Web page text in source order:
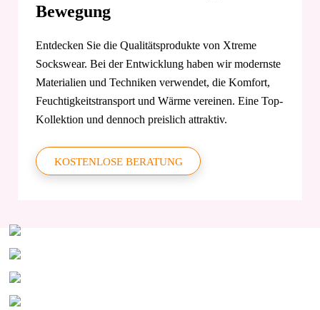
Bewegung
Entdecken Sie die Qualitätsprodukte von Xtreme
Sockswear. Bei der Entwicklung haben wir modernste
Materialien und Techniken verwendet, die Komfort,
Feuchtigkeitstransport und Wärme vereinen. Eine Top-
Kollektion und dennoch preislich attraktiv.
KOSTENLOSE BERATUNG